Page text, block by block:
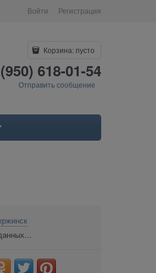
Войти Регистрация
Корзина: пусто
618-01-54
Отправить сообщение